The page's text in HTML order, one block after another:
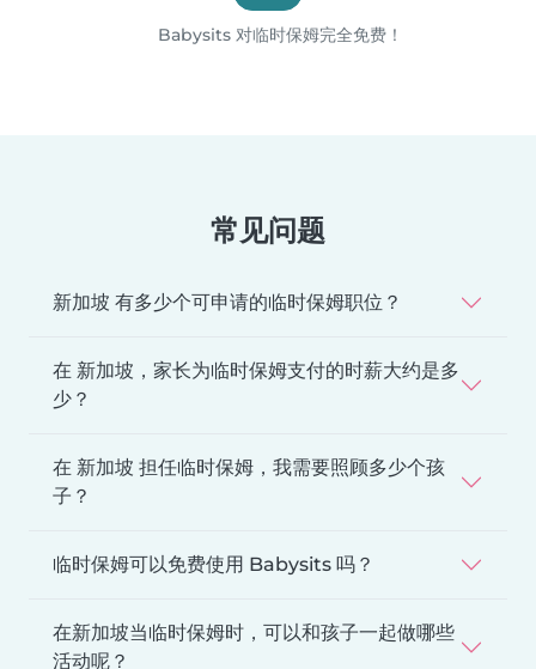
Babysits 对临时保姆完全免费！
常见问题
新加坡 有多少个可申请的临时保姆职位？
在 新加坡，家长为临时保姆支付的时薪大约是多
少？
在 新加坡 担任临时保姆，我需要照顾多少个孩
子？
临时保姆可以免费使用 Babysits 吗？
在新加坡当临时保姆时，可以和孩子一起做哪些
活动呢？